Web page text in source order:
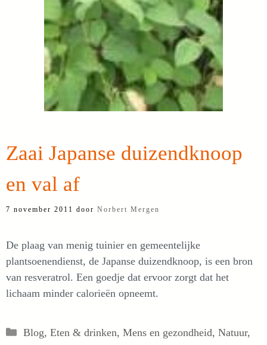
Zaai Japanse duizendknoop
en val af
7 november 2011 door Norbert Mergen
De plaag van menig tuinier en gemeentelijke
plantsoenendienst, de Japanse duizendknoop, is een bron
van resveratrol. Een goedje dat ervoor zorgt dat het
lichaam minder calorieën opneemt.
Categorieën
Blog, Eten & drinken, Mens en gezondheid, Natuur,